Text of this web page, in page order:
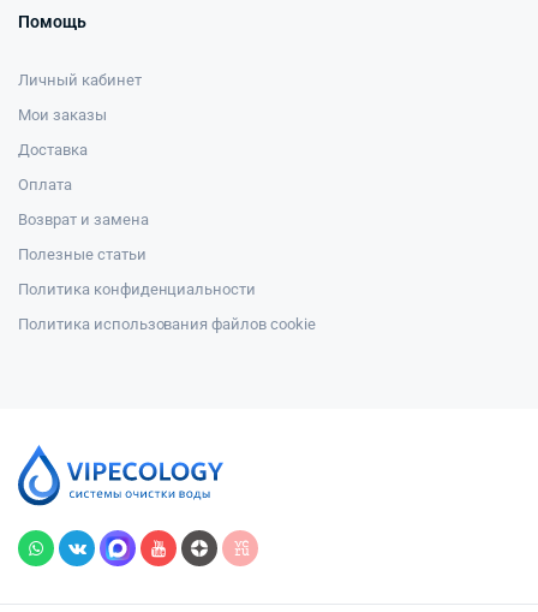
Помощь
Личный кабинет
Мои заказы
Доставка
Оплата
Возврат и замена
Полезные статьи
Политика конфиденциальности
Политика использования файлов cookie